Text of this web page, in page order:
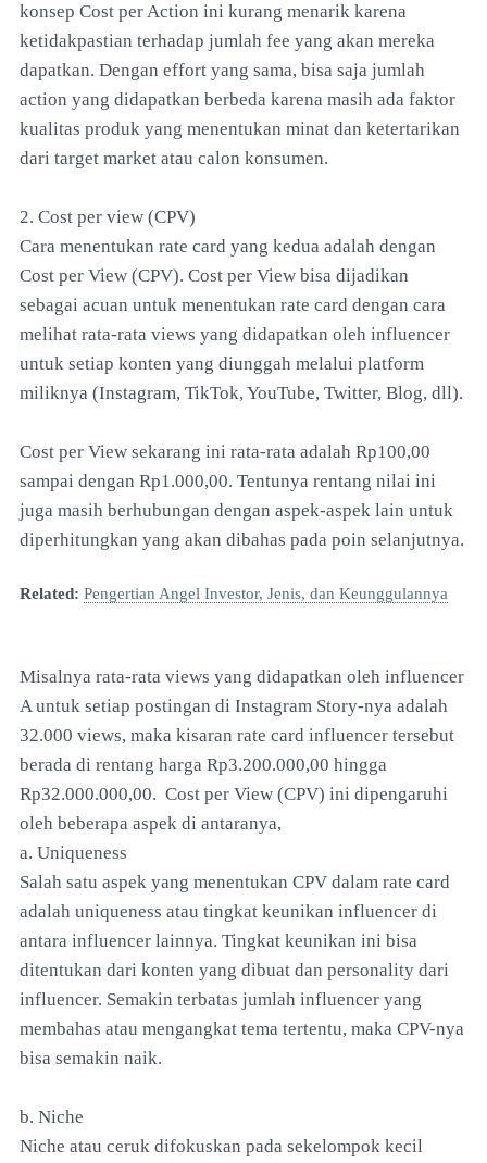
konsep Cost per Action ini kurang menarik karena
ketidakpastian terhadap jumlah fee yang akan mereka
dapatkan. Dengan effort yang sama, bisa saja jumlah
action yang didapatkan berbeda karena masih ada faktor
kualitas produk yang menentukan minat dan ketertarikan
dari target market atau calon konsumen.
2. Cost per view (CPV)
Cara menentukan rate card yang kedua adalah dengan
Cost per View (CPV). Cost per View bisa dijadikan
sebagai acuan untuk menentukan rate card dengan cara
melihat rata-rata views yang didapatkan oleh influencer
untuk setiap konten yang diunggah melalui platform
miliknya (Instagram, TikTok, YouTube, Twitter, Blog, dll).
Cost per View sekarang ini rata-rata adalah Rp100,00
sampai dengan Rp1.000,00. Tentunya rentang nilai ini
juga masih berhubungan dengan aspek-aspek lain untuk
diperhitungkan yang akan dibahas pada poin selanjutnya.
Related: Pengertian Angel Investor, Jenis, dan Keunggulannya
Misalnya rata-rata views yang didapatkan oleh influencer
A untuk setiap postingan di Instagram Story-nya adalah
32.000 views, maka kisaran rate card influencer tersebut
berada di rentang harga Rp3.200.000,00 hingga
Rp32.000.000,00. Cost per View (CPV) ini dipengaruhi
oleh beberapa aspek di antaranya,
a. Uniqueness
Salah satu aspek yang menentukan CPV dalam rate card
adalah uniqueness atau tingkat keunikan influencer di
antara influencer lainnya. Tingkat keunikan ini bisa
ditentukan dari konten yang dibuat dan personality dari
influencer. Semakin terbatas jumlah influencer yang
membahas atau mengangkat tema tertentu, maka CPV-nya
bisa semakin naik.
b. Niche
Niche atau ceruk difokuskan pada sekelompok kecil